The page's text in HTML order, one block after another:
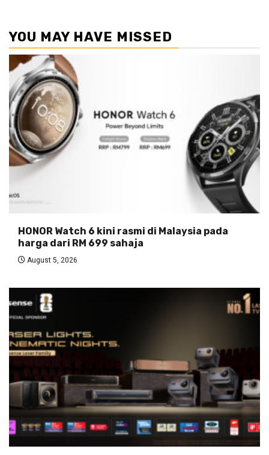
YOU MAY HAVE MISSED
HONOR Watch 6 kini rasmi di Malaysia pada
harga dari RM 699 sahaja
August 5, 2026